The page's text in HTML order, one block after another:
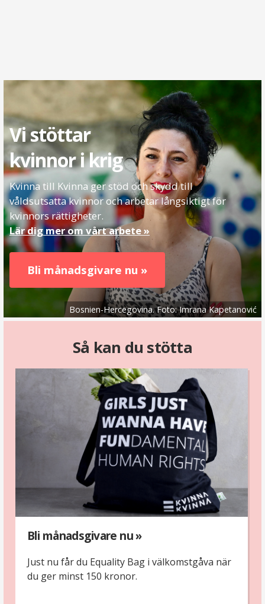
Vi stöttar
kvinnor i krig
Kvinna till Kvinna ger stöd och skydd till
våldsutsatta kvinnor och arbetar långsiktigt för
kvinnors rättigheter.
Lär dig mer om vårt arbete »
Bli månadsgivare nu »
Bosnien-Hercegovina. Foto: Imrana Kapetanović
Så kan du stötta
Bli månadsgivare nu »
Just nu får du Equality Bag i välkomstgåva när
du ger minst 150 kronor.